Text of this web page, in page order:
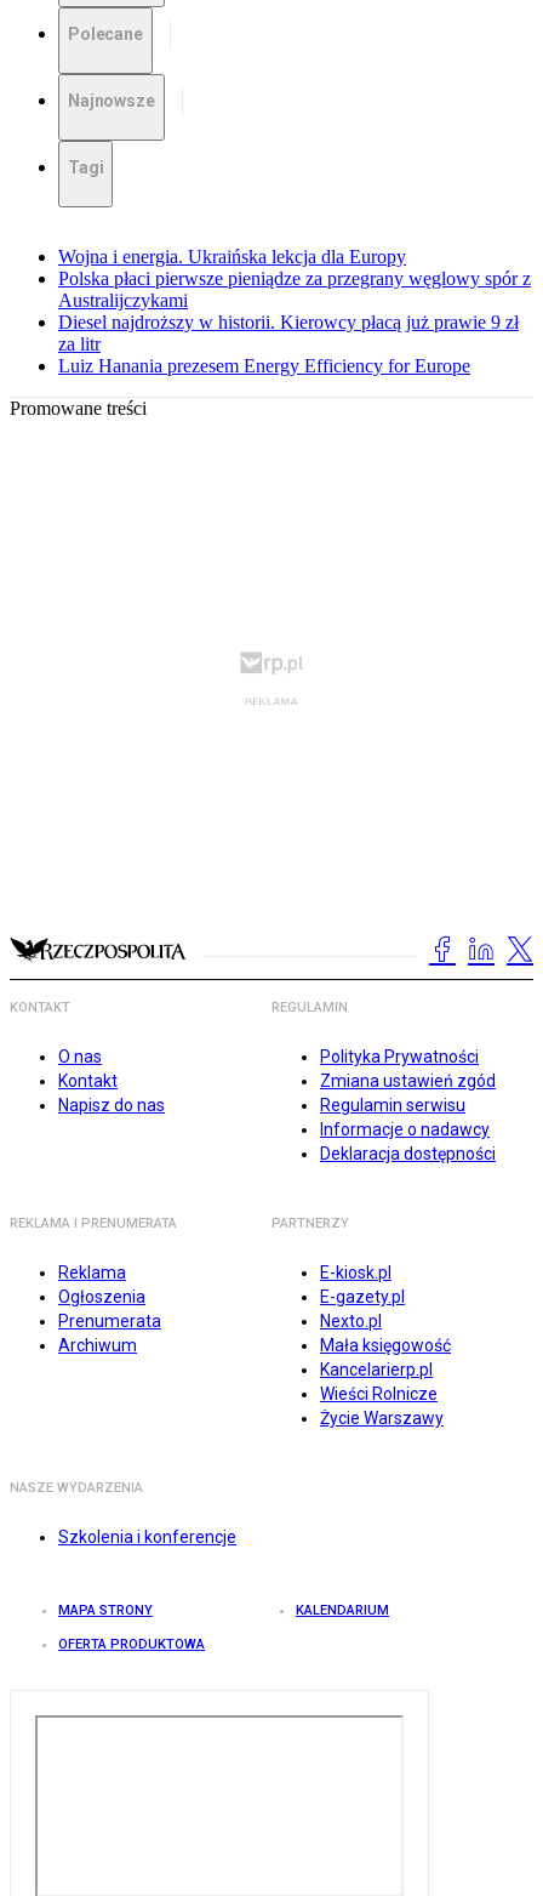
Polecane
Najnowsze
Tagi
Wojna i energia. Ukraińska lekcja dla Europy
Polska płaci pierwsze pieniądze za przegrany węglowy spór z
Australijczykami
Diesel najdroższy w historii. Kierowcy płacą już prawie 9 zł
za litr
Luiz Hanania prezesem Energy Efficiency for Europe
Promowane treści
KONTAKT
O nas
Kontakt
Napisz do nas
REGULAMIN
Polityka Prywatności
Zmiana ustawień zgód
Regulamin serwisu
Informacje o nadawcy
Deklaracja dostępności
REKLAMA I PRENUMERATA
Reklama
Ogłoszenia
Prenumerata
Archiwum
PARTNERZY
E-kiosk.pl
E-gazety.pl
Nexto.pl
Mała księgowość
Kancelarierp.pl
Wieści Rolnicze
Życie Warszawy
NASZE WYDARZENIA
Szkolenia i konferencje
MAPA STRONY KALENDARIUM
OFERTA PRODUKTOWA